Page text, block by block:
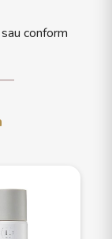
conform